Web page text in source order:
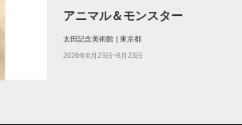
アニマル＆モンスター
太田記念美術館 | 東京都
2026年6月23日~8月23日